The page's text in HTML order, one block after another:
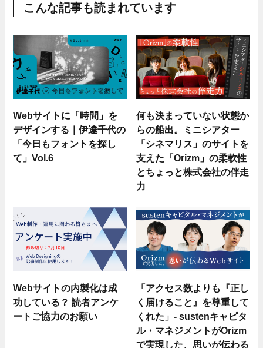
こんな記事も読まれています
Webサイトに「時間」を
デザインする｜伊達千代の
「今日もフォントを探し
て」Vol.6
何も決まっていない状態か
らの船出。ミニシアター
「シネマリス」のサイトを
支えた「Orizm」の柔軟性
とちょっと株式会社の伴走
力
Webサイトの内製化は成
功している？ 読者アンケ
ートご協力のお願い
「アクセス数よりも『正し
く届けること』を尊重して
くれた」- sustenキャピタ
ル・マネジメントがOrizm
で実現した、思いが伝わる